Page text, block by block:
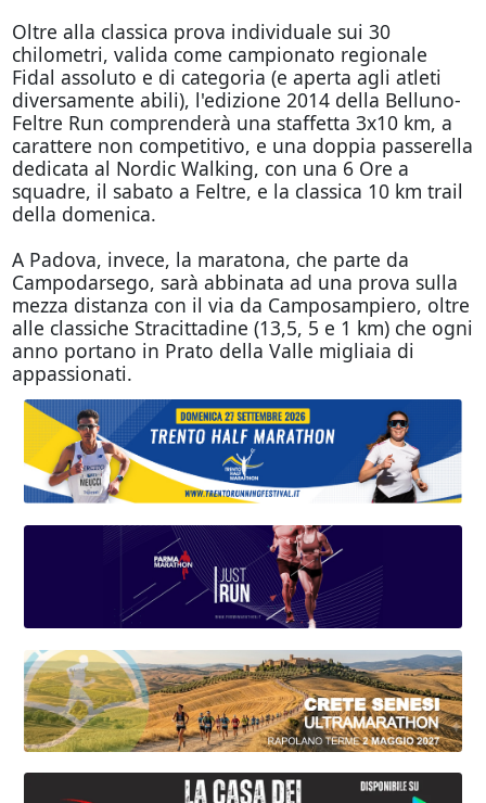
Oltre alla classica prova individuale sui 30
chilometri, valida come campionato regionale
Fidal assoluto e di categoria (e aperta agli atleti
diversamente abili), l'edizione 2014 della Belluno-
Feltre Run comprenderà una staffetta 3x10 km, a
carattere non competitivo, e una doppia passerella
dedicata al Nordic Walking, con una 6 Ore a
squadre, il sabato a Feltre, e la classica 10 km trail
della domenica.
A Padova, invece, la maratona, che parte da
Campodarsego, sarà abbinata ad una prova sulla
mezza distanza con il via da Camposampiero, oltre
alle classiche Stracittadine (13,5, 5 e 1 km) che ogni
anno portano in Prato della Valle migliaia di
appassionati.